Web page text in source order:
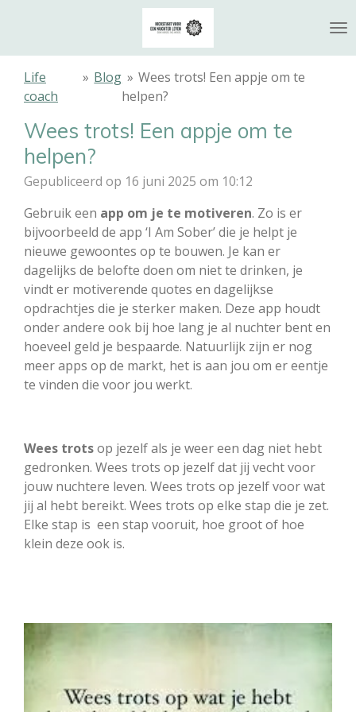
naar
hoofdinhoud
Life
coach
» Blog » Wees trots! Een appje om te
helpen?
Wees trots! Een appje om te
helpen?
Gepubliceerd op 16 juni 2025 om 10:12
Gebruik een app om je te motiveren. Zo is er
bijvoorbeeld de app ‘I Am Sober’die je helpt je
nieuwe gewoontes op te bouwen. Je kan er
dagelijks de belofte doen om niet te drinken, je
vindt er motiverende quotes en dagelijkse
opdrachtjes die je sterker maken. Deze app houdt
onder andere ook bij hoe lang je al nuchter bent en
hoeveel geld je bespaarde. Natuurlijk zijn er nog
meer apps op de markt, het is aan jou om er eentje
te vinden die voor jou werkt.
Wees trotsop jezelf als je weer een dag niet hebt
gedronken. Wees trots op jezelf dat jij vecht voor
jouw nuchtere leven. Wees trots op jezelf voor wat
jij al hebt bereikt. Wees trots op elke stap die je zet.
Elke stap is een stap vooruit, hoe groot of hoe
klein deze ook is.